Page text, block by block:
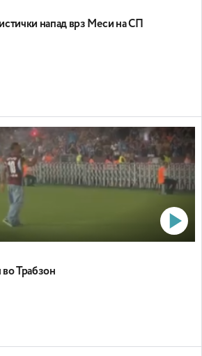
напад врз Меси на СП
во Трабзон